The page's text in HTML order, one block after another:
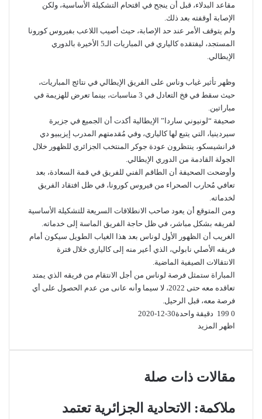
مقاعد البدلاء، قبل أن ينجح في اقتحام التشكيلة الأساسية، ولكن
الإصابة أوقفته بعد ذلك.
ولم يتوقف الأمر عند حد الإصابة، حيث أصيب اللاعب بفيروس كورونا
المستجد، ليفتقده كالياري في المباريات الـ5 الأخيرة بالدوري
الإيطالي.
وظهر تأثير غياب وناس على الفريق الإيطالي في نتائج المباريات،
حيث سقط في فخ التعادل في 3 مناسبات، بينما تعرض للهزيمة في
مباراتين.
صحيفة “لونيوني ساردا” الإيطالية أكدت أن الجميع في جزيرة
سيردينيا، التي يتبع لها كالياري، وفي مُقدمتهم المدرب إيزيبيو دي
فرانشيسكو، ينتظرون عودة جوكر المنتخب الجزائري للظهور خلال
الجولة القادمة من الدوري الإيطالي.
وأوضحت الصحيفة أن الطاقم الفني للفريق في قمة السعادة، بعد
تعافي مُحارب الصحراء من فيروس كورونا، في ظل افتقاد الفريق
لخدماته.
ومن المتوقع أن يعود صاحب الانطلاقات السريعة للتشكيلة الأساسية
لفريقه بشكل مباشر، في ظل حاجة الفريق الماسة إلى خدماته.
الغريب أن الظهور الأول لوناس بعد هذا الغياب الطويل سيكون أمام
فريقه الأصلي نابولي، الذي أعير منه إلى كالياري خلال فترة
الانتقالات الصيفية الماضية.
المباراة ستمثل فرصة لوناس من أجل الانتقام من فريقه الذي يمتد
تعاقده معه حتى 2022، لا سيما وأنه عانى من عدم الحصول على أي
فرصة معه، قبل الرحيل.
2020-12-30
0
دقيقة واحدة
اظهر المزيد
مقالات ذات صلة
ملاكمة: الاتحادية الجزائرية تعتمد